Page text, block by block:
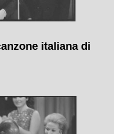
italiana di